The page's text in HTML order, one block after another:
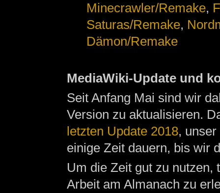
Minecrawler/Remake,
Saturas/Remake‎,
Dämon/Remake‎
MediaWiki-Update und
Seit Anfang Mai sind wir
Version zu aktualisieren.
letzten Update 2018, unser
einige Zeit dauern, bis wir
Um die Zeit gut zu nutzen,
Arbeit am Almanach zu